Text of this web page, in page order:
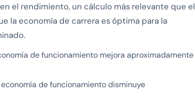
el rendimiento, un cálculo más relevante que el
la economía de carrera es óptima para la
de funcionamiento mejora aproximadamente
de funcionamiento disminuye